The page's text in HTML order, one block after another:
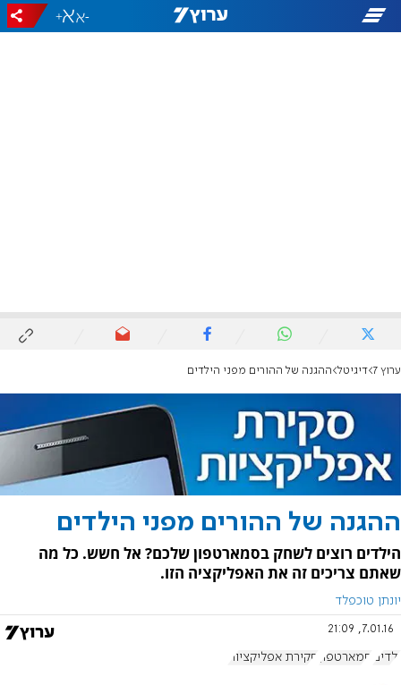
-
+
ערוץ 7 דיגיטל ההגנה של ההורים מפני הילדים
ההגנה של ההורים מפני הילדים
הילדים רוצים לשחק בסמארטפון שלכם? אל חשש. כל מה
שאתם צריכים זה את האפליקציה הזו.
יונתן טוכפלד
7.01.16, 21:09
ילדים סמארטפון סקירת אפליקציות